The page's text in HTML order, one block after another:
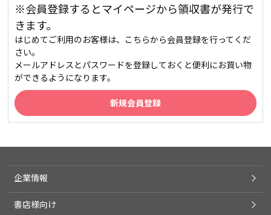
※会員登録するとマイページから領収書が発行で
きます。
はじめてご利用のお客様は、こちらから会員登録を行ってくだ
さい。
メールアドレスとパスワードを登録しておくと便利にお買い物
ができるようになります。
企業情報
書店様向け